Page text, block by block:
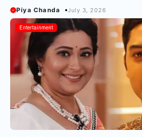
Piya Chanda July 3, 2026
Entertainment